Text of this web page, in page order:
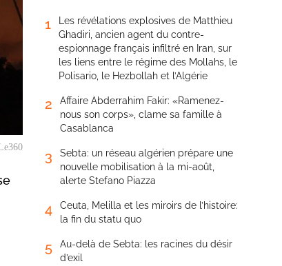
1
Les révélations explosives de Matthieu
Ghadiri, ancien agent du contre-
espionnage français infiltré en Iran, sur
les liens entre le régime des Mollahs, le
Polisario, le Hezbollah et l’Algérie
2
Affaire Abderrahim Fakir: «Ramenez-
nous son corps», clame sa famille à
Casablanca
3
Sebta: un réseau algérien prépare une
nouvelle mobilisation à la mi-août,
alerte Stefano Piazza
4
Ceuta, Melilla et les miroirs de l’histoire:
la fin du statu quo
5
Au-delà de Sebta: les racines du désir
d’exil